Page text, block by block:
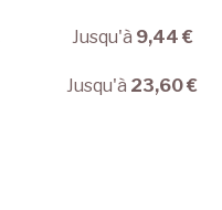
Jusqu'à 9,44 €
Jusqu'à 23,60 €